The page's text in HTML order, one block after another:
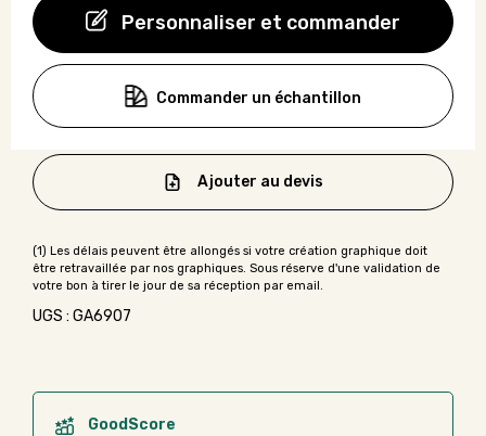
Personnaliser et commander
Commander un échantillon
Ajouter au devis
UGS : GA6907
GoodScore